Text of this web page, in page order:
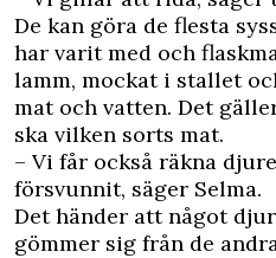
De kan göra de flesta
har varit med och
lamm, mockat i stallet
mat och vatten. Det
ska vilken sorts mat.
– Vi får också räkna
försvunnit, säger Selma.
Det händer att något
gömmer sig från de